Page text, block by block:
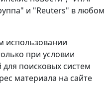
и "Reuters" в любом
использовании
при условии
поисковых систем
материала на сайте